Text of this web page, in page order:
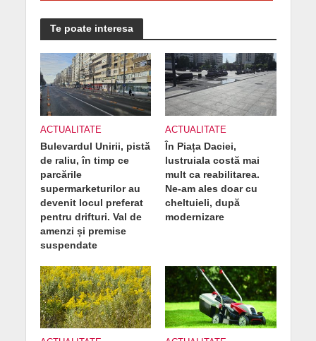
Te poate interesa
ACTUALITATE
Bulevardul Unirii, pistă
de raliu, în timp ce
parcările
supermarketurilor au
devenit locul preferat
pentru drifturi. Val de
amenzi și premise
suspendate
ACTUALITATE
În Piața Daciei,
lustruiala costă mai
mult ca reabilitarea.
Ne-am ales doar cu
cheltuieli, după
modernizare